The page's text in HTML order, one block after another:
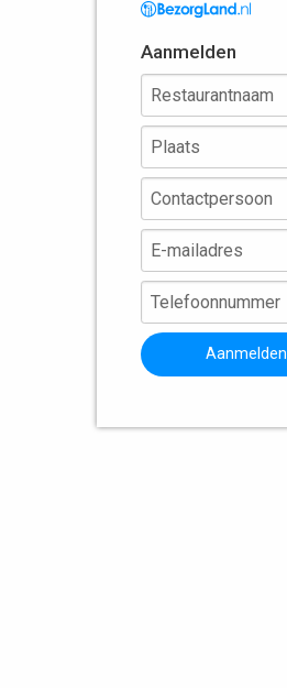
Aanmelden
Aanmelden